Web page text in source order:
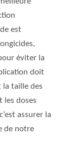
est
éviter la
doit
la taille des
les doses
assurer la
de notre